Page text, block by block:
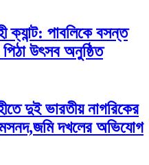
ক্যান্ট: পাবলিকে বসন্ত
উৎসব অনুষ্ঠিত
দুই ভারতীয় নাগরিকের
দখলের অভিযোগ